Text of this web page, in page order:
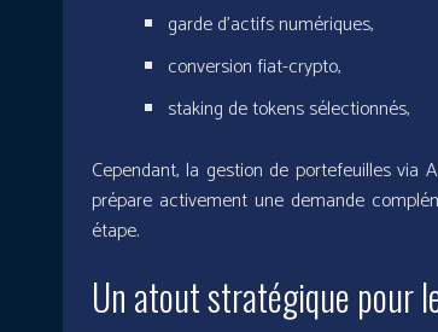
garde d’actifs numériques,
conversion fiat-crypto,
staking de tokens sélectionnés,
Cependant, la gestion de portefeuilles via
prépare activement une demande
étape.
Un atout stratégique pour